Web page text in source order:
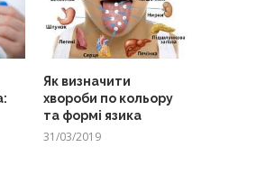
Як визначити
хвороби по кольору
та формі язика
31/03/2019